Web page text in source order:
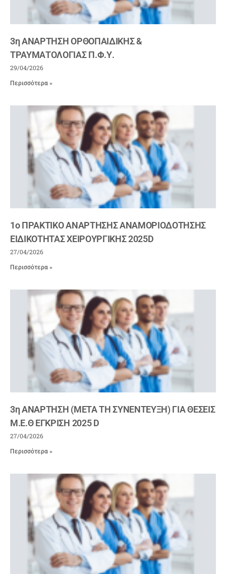
3η ΑΝΑΡΤΗΣΗ ΟΡΘΟΠΑΙΔΙΚΗΣ &
ΤΡΑΥΜΑΤΟΛΟΓΙΑΣ Π.Φ.Υ.
29/04/2026
Περισσότερα »
1ο ΠΡΑΚΤΙΚΟ ΑΝΑΡΤΗΣΗΣ ΑΝΑΜΟΡΙΟΔΟΤΗΣΗΣ
ΕΙΔΙΚΟΤΗΤΑΣ ΧΕΙΡΟΥΡΓΙΚΗΣ 2025D
27/04/2026
Περισσότερα »
3η ΑΝΑΡΤΗΣΗ (ΜΕΤΑ ΤΗ ΣΥΝΕΝΤΕΥΞΗ) ΓΙΑ ΘΕΣΕΙΣ
Μ.Ε.Θ ΕΓΚΡΙΣΗ 2025 D
27/04/2026
Περισσότερα »